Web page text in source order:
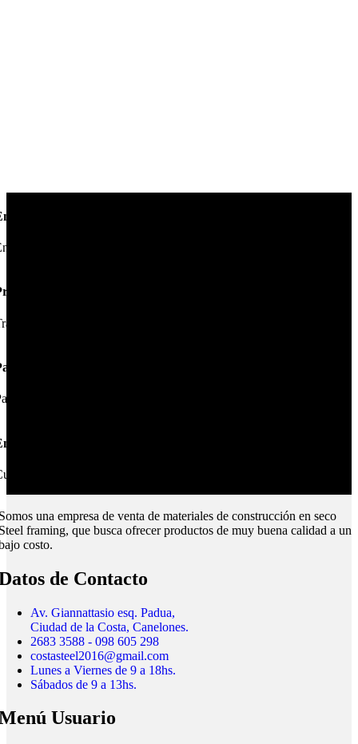
en 24hs
su pedido en 24hs.
de Calidad
las mejores marcas.
Seguros.
online en nuestra web.
Montevideo e Interior.
todo el país.
una empresa de venta de materiales de construcción en seco
framing, que busca ofrecer productos de muy buena calidad a un
costo.
de Contacto
Av. Giannattasio esq. Padua,
Ciudad de la Costa, Canelones.
2683 3588 - 098 605 298
costasteel2016@gmail.com
Lunes a Viernes de 9 a 18hs.
Sábados de 9 a 13hs.
Usuario